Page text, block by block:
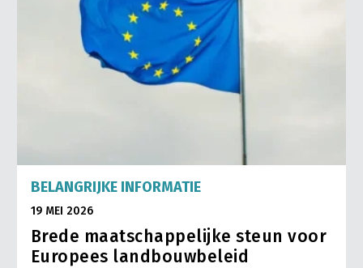
BELANGRIJKE INFORMATIE
19 MEI 2026
Brede maatschappelijke steun voor
Europees landbouwbeleid